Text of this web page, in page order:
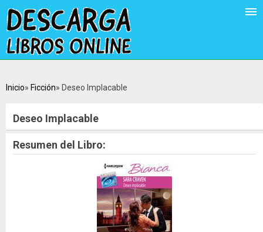
Inicio Ficción Deseo Implacable
Deseo Implacable
Resumen del Libro: